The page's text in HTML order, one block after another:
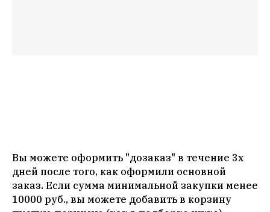
Вы можете оформить "дозаказ" в течение 3х
дней после того, как оформили основной
заказ. Если сумма минимальной закупки менее
10000 руб., вы можете добавить в корзину